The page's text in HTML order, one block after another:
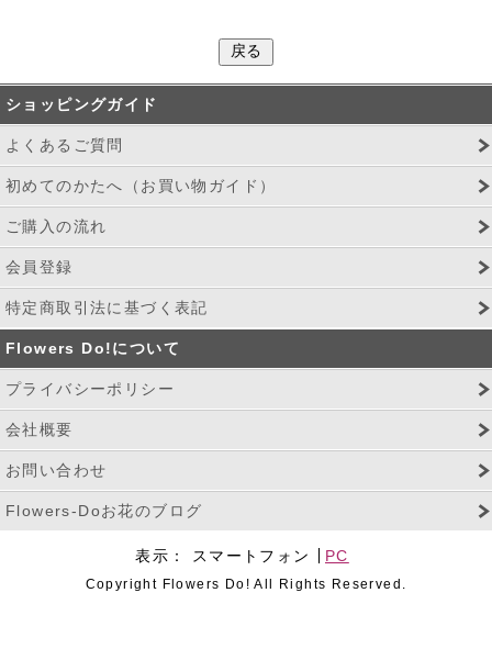
ショッピングガイド
よくあるご質問
初めてのかたへ（お買い物ガイド）
ご購入の流れ
会員登録
特定商取引法に基づく表記
Flowers Do!について
プライバシーポリシー
会社概要
お問い合わせ
Flowers-Doお花のブログ
表示： スマートフォン PC
Copyright Flowers Do! All Rights Reserved.